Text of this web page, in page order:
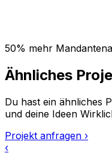
50% mehr
Ähnliches
Du hast ein ähnliches
und deine Ideen
Projekt anfragen ›
‹